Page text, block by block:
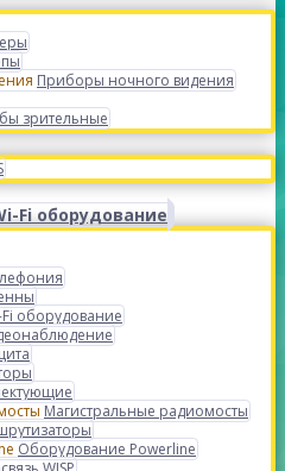
Приборы ночного видения
зрительные
Fi оборудование
Fi оборудование
Магистральные радиомосты
Оборудование Powerline